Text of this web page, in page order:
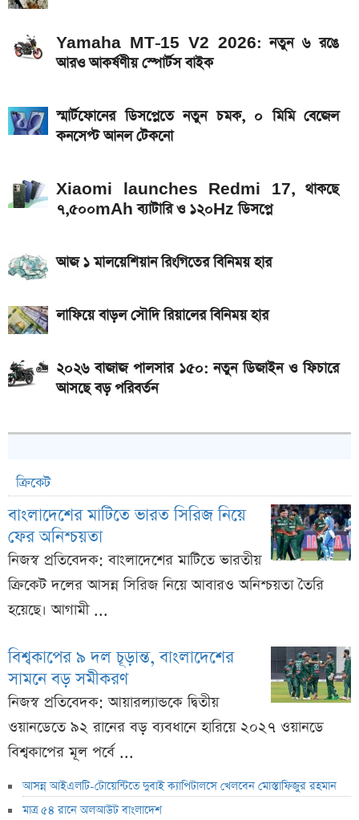
আকর্ষণীয় স্পোর্টস বাইক
আজকের সকল দেশের টাকার রেট: ০৯ আগস্ট ২০২৬
২ লাখ টাকার মধ্যে বাংলাদেশে ৫টি ১২৫ সিসির বাইক,
রাষ্ট্রপতি নির্বাচনে দুই মনোনয়নপত্র নিল বিএনপি
Yamaha MT-15 V2 2026: নতুন ৬ রঙে
আরও আকর্ষণীয় স্পোর্টস বাইক
স্মার্টফোনের ডিসপ্লেতে নতুন চমক, ০ মিমি বেজেল
কনসেপ্ট আনল টেকনো
Xiaomi launches Redmi 17, থাকছে
৭,৫০০mAh ব্যাটারি ও ১২০Hz ডিসপ্লে
আজ ১ মালয়েশিয়ান রিংগিতের বিনিময় হার
লাফিয়ে বাড়ল সৌদি রিয়ালের বিনিময় হার
২০২৬ বাজাজ পালসার ১৫০: নতুন ডিজাইন ও ফিচারে
আসছে বড় পরিবর্তন
ক্রিকেট
বাংলাদেশের মাটিতে ভারত সিরিজ নিয়ে
ফের অনিশ্চয়তা
নিজস্ব প্রতিবেদক: বাংলাদেশের মাটিতে ভারতীয়
ক্রিকেট দলের আসন্ন সিরিজ নিয়ে আবারও অনিশ্চয়তা তৈরি
হয়েছে। আগামী ...
বিশ্বকাপের ৯ দল চূড়ান্ত, বাংলাদেশের
সামনে বড় সমীকরণ
নিজস্ব প্রতিবেদক: আয়ারল্যান্ডকে দ্বিতীয়
ওয়ানডেতে ৯২ রানের বড় ব্যবধানে হারিয়ে ২০২৭ ওয়ানডে
বিশ্বকাপের মূল পর্বে ...
আসন্ন আইএলটি-টোয়েন্টিতে দুবাই ক্যাপিটালসে খেলবেন মোস্তাফিজুর রহমান
মাত্র ৫৪ রানে অলআউট বাংলাদেশ